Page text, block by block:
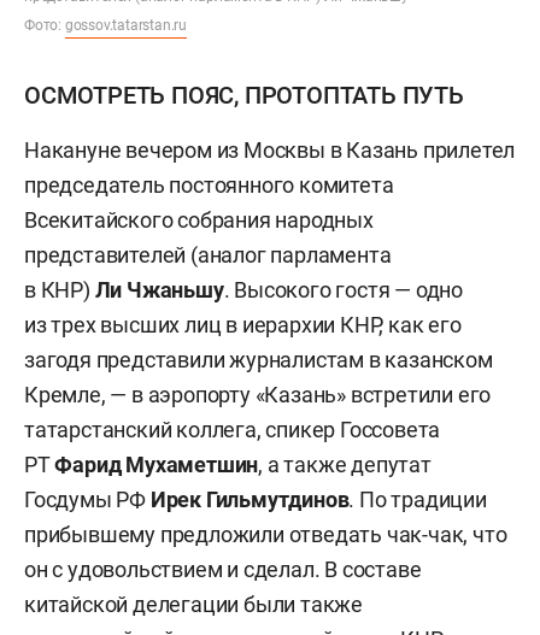
Фото: gossov.tatarstan.ru
ОСМОТРЕТЬ ПОЯС, ПРОТОПТАТЬ ПУТЬ
Накануне вечером из Москвы в Казань прилетел
председатель постоянного комитета
Всекитайского собрания народных
представителей (аналог парламента
в КНР) Ли Чжаньшу. Высокого гостя — одно
из трех высших лиц в иерархии КНР, как его
загодя представили журналистам в казанском
Кремле, — в аэропорту «Казань» встретили его
татарстанский коллега, спикер Госсовета
РТФарид Мухаметшин, а также депутат
Госдумы РФ Ирек Гильмутдинов. По традиции
прибывшему предложили отведать чак-чак, что
он с удовольствием и сделал. В составе
китайской делегации были также